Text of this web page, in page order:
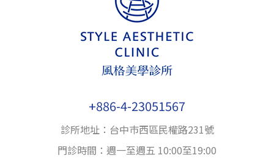
+886-4-23051567
診所地址：台中巿西區民權路231號
門診時間：週一至週五 10:00至19:00